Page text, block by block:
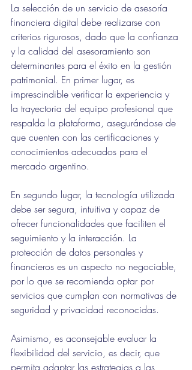
La selección de un servicio de asesoría
financiera digital debe realizarse con
criterios rigurosos, dado que la confianza
y la calidad del asesoramiento son
determinantes para el éxito en la gestión
patrimonial. En primer lugar, es
imprescindible verificar la experiencia y
la trayectoria del equipo profesional que
respalda la plataforma, asegurándose de
que cuenten con las certificaciones y
conocimientos adecuados para el
mercado argentino.
En segundo lugar, la tecnología utilizada
debe ser segura, intuitiva y capaz de
ofrecer funcionalidades que faciliten el
seguimiento y la interacción. La
protección de datos personales y
financieros es un aspecto no negociable,
por lo que se recomienda optar por
servicios que cumplan con normativas de
seguridad y privacidad reconocidas.
Asimismo, es aconsejable evaluar la
flexibilidad del servicio, es decir, que
permita adaptar las estrategias a las